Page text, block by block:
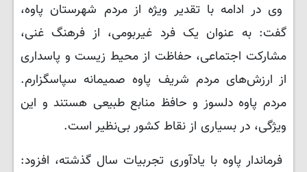
وی در ادامه با تقدیر ویژه از مردم شهرستان پاوه،
گفت: به عنوان یک فرد غیربومی، از فرهنگ غنی،
مشارکت اجتماعی، حفاظت از محیط زیست و پاسداری
از ارزش‌های مردم شریف پاوه صمیمانه سپاسگزارم.
مردم پاوه دلسوز و حافظ منابع طبیعی هستند و این
ویژگی، در بسیاری از نقاط کشور بی‌نظیر است.
فرماندار پاوه با یادآوری تجربیات سال گذشته، افزود: